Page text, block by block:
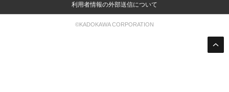
利用者情報の外部送信について
©KADOKAWA CORPORATION